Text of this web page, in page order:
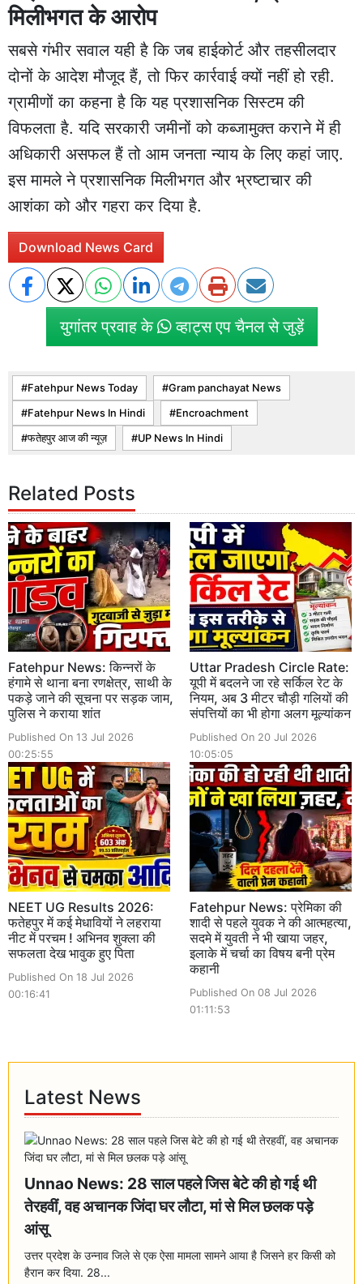
मिलीभगत के आरोप
सबसे गंभीर सवाल यही है कि जब हाईकोर्ट और तहसीलदार
दोनों के आदेश मौजूद हैं, तो फिर कार्रवाई क्यों नहीं हो रही.
ग्रामीणों का कहना है कि यह प्रशासनिक सिस्टम की
विफलता है. यदि सरकारी जमीनों को कब्जामुक्त कराने में ही
अधिकारी असफल हैं तो आम जनता न्याय के लिए कहां जाए.
इस मामले ने प्रशासनिक मिलीभगत और भ्रष्टाचार की
आशंका को और गहरा कर दिया है.
Download News Card
युगांतर प्रवाह के व्हाट्स एप चैनल से जुड़ें
Fatehpur News Today Gram panchayat News
Fatehpur News In Hindi Encroachment
फतेहपुर आज की न्यूज़ UP News In Hindi
Related Posts
Fatehpur News: किन्नरों के
हंगामे से थाना बना रणक्षेत्र, साथी के
पकड़े जाने की सूचना पर सड़क जाम,
पुलिस ने कराया शांत
Published On 13 Jul 2026
00:25:55
Uttar Pradesh Circle Rate:
यूपी में बदलने जा रहे सर्किल रेट के
नियम, अब 3 मीटर चौड़ी गलियों की
संपत्तियों का भी होगा अलग मूल्यांकन
Published On 20 Jul 2026
10:05:05
NEET UG Results 2026:
फतेहपुर में कई मेधावियों ने लहराया
नीट में परचम ! अभिनव शुक्ला की
सफलता देख भावुक हुए पिता
Published On 18 Jul 2026
00:16:41
Fatehpur News: प्रेमिका की
शादी से पहले युवक ने की आत्महत्या,
सदमे में युवती ने भी खाया जहर,
इलाके में चर्चा का विषय बनी प्रेम
कहानी
Published On 08 Jul 2026
01:11:53
Latest News
Unnao News: 28 साल पहले जिस बेटे की हो गई थी
तेरहवीं, वह अचानक जिंदा घर लौटा, मां से मिल छलक पड़े
आंसू
उत्तर प्रदेश के उन्नाव जिले से एक ऐसा मामला सामने आया है जिसने हर किसी को
हैरान कर दिया. 28...